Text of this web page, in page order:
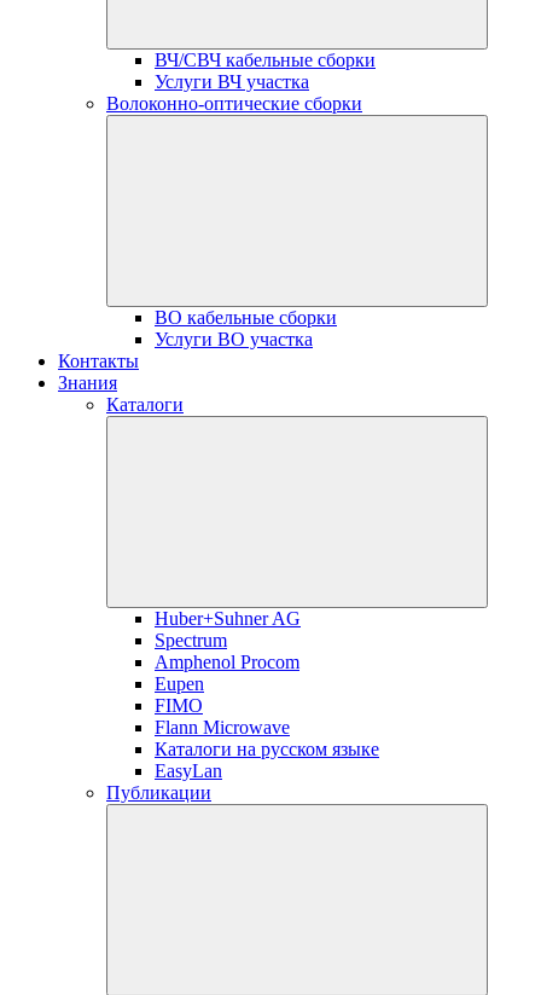
ВЧ/СВЧ кабельные сборки
Услуги ВЧ участка
Волоконно-оптические сборки
ВО кабельные сборки
Услуги ВО участка
Контакты
Знания
Каталоги
Huber+Suhner AG
Spectrum
Amphenol Procom
Eupen
FIMO
Flann Microwave
Каталоги на русском языке
EasyLan
Публикации